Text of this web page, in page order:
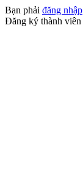
Bạn phải đăng nhập
Đăng ký thành viên